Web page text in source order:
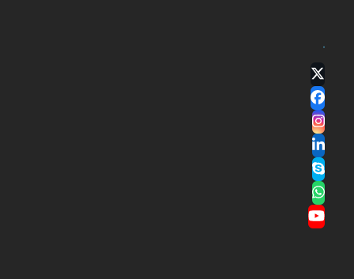
Twitter
(deprecated)
Facebook
Instagram
LinkedIn
Skype
Whatsapp
YouTube